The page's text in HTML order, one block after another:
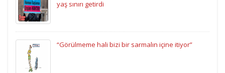
yaş sınırı getirdi
“Görülmeme hali bizi bir sarmalın içine itiyor”